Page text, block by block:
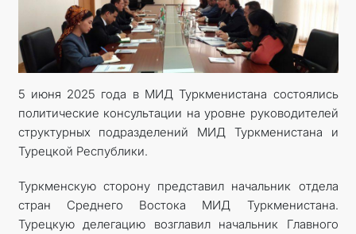
МИД
КОНТАКТНЫЕ ДАННЫЕ
5 июня 2025 года в МИД Туркменистана состоялись
политические консультации на уровне руководителей
структурных подразделений МИД Туркменистана и
Турецкой Республики.
Туркменскую сторону представил начальник отдела
стран Среднего Востока МИД Туркменистана.
Турецкую делегацию возглавил начальник Главного